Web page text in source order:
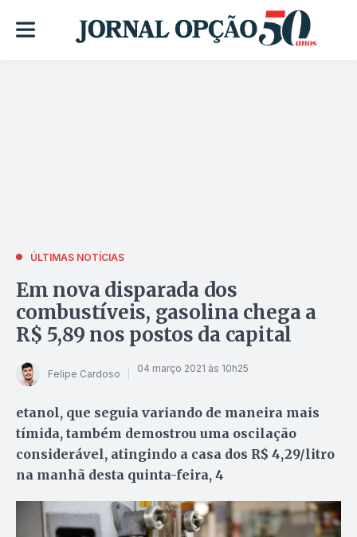
ÚLTIMAS NOTÍCIAS
Em nova disparada dos
combustíveis, gasolina chega a
R$ 5,89 nos postos da capital
Felipe Cardoso 04 março 2021 às 10h25
etanol, que seguia variando de maneira mais
tímida, também demostrou uma oscilação
considerável, atingindo a casa dos R$ 4,29/litro
na manhã desta quinta-feira, 4